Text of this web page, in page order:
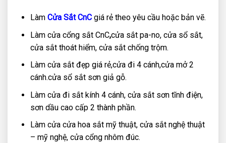
Làm Cửa Sắt CnCgiá rẻ theo yêu cầu hoặc bản vẽ.
Làm cửa cổng sắt CnC,cửa sắt pa-no, cửa sổ sắt,
cửa sắt thoát hiểm, cửa sắt chống trộm.
Làm cửa sắt đẹp giá rẻ,cửa đi 4 cánh,cửa mở 2
cánh.cửa sổ sắt sơn giả gỗ.
Làm cửa đi sắt kính 4 cánh, cửa sắt sơn tĩnh điện,
sơn dầu cao cấp 2 thành phần.
Làm cửa cửa hoa sắt mỹ thuật, cửa sắt nghệ thuật
– mỹ nghệ, cửa cổng nhôm đúc.